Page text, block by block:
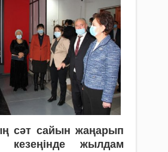
сәт сайын жаңарып
кезеңінде жылдам